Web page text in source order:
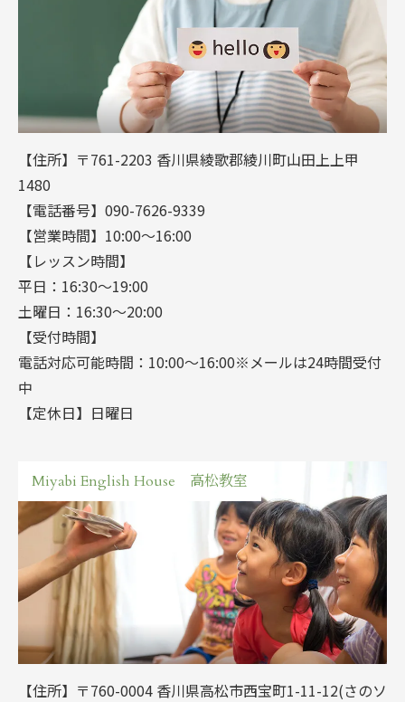
【住所】〒761-2203 香川県綾歌郡綾川町山田上上甲
1480
【電話番号】090-7626-9339
【営業時間】10:00～16:00
【レッスン時間】
平日：16:30～19:00
土曜日：16:30～20:00
【受付時間】
電話対応可能時間：10:00～16:00※メールは24時間受付
中
【定休日】日曜日
Miyabi English House 高松教室
【住所】〒760-0004 香川県高松市西宝町1-11-12(さのソ